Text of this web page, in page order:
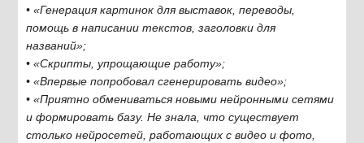
• «Генерация картинок для выставок, переводы,
помощь в написании текстов, заголовки для
названий»;
• «Скрипты, упрощающие работу»;
• «Впервые попробовал сгенерировать видео»;
• «Приятно обмениваться новыми нейронными сетями
и формировать базу. Не знала, что существует
столько нейросетей, работающих с видео и фото,